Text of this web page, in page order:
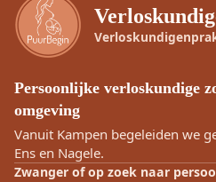
Persoonlijke verloskundige
omgeving
Vanuit Kampen begeleiden we
Ens en Nagele.
Zwanger of op zoek naar